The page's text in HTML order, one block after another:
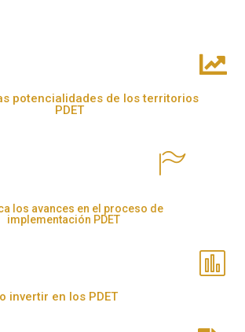
potencialidades de los territorios
PDET
los avances en el proceso de
implementación PDET
invertir en los PDET